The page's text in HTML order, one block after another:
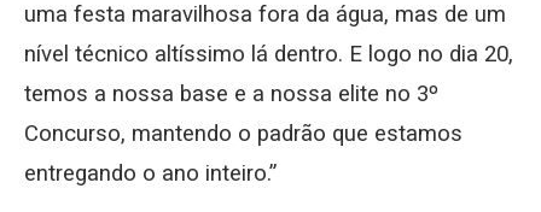
uma festa maravilhosa fora da água, mas de um
nível técnico altíssimo lá dentro. E logo no dia 20,
temos a nossa base e a nossa elite no 3º
Concurso, mantendo o padrão que estamos
entregando o ano inteiro.”